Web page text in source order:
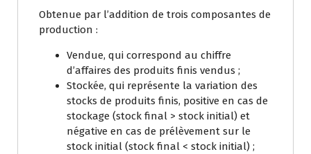
Obtenue par l’addition de trois composantes de
production :
Vendue, qui correspond au chiffre
d’affaires des produits finis vendus ;
Stockée, qui représente la variation des
stocks de produits finis, positive en cas de
stockage (stock final > stock initial) et
négative en cas de prélèvement sur le
stock initial (stock final < stock initial) ;